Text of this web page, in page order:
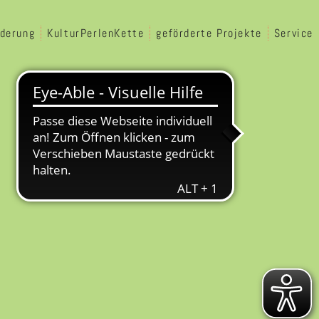
KulturPerlenKette geförderte Projekte Service